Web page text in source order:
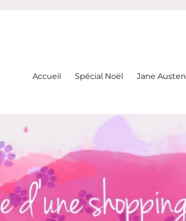
Accueil Spécial Noël Jane Austen